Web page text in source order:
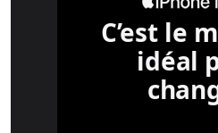
C’est le
idéal